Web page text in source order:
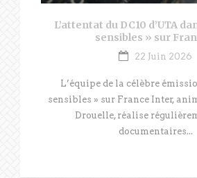
L’attentat du DC10 d’UTA
sensibles » sur
22 Juin 2026
L’équipe de la célèbre
sensibles » sur France Inter,
Drouelle, réalise
documentaires...